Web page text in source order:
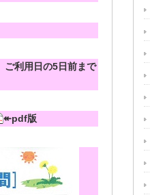
ご利用日の5日前まで
↞pdf版